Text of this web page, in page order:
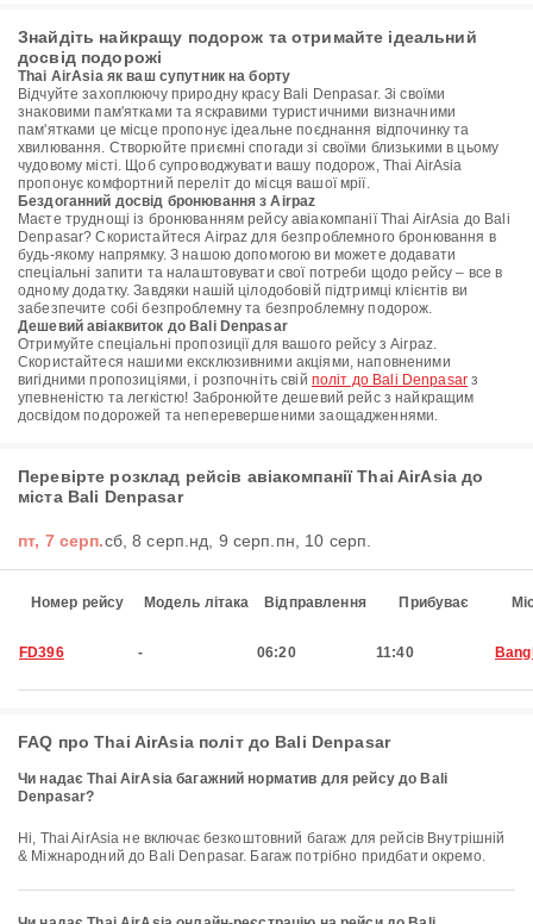
Знайдіть найкращу подорож та отримайте ідеальний
досвід подорожі
Thai AirAsia як ваш супутник на борту
Відчуйте захоплюючу природну красу Bali Denpasar. Зі своїми
знаковими пам'ятками та яскравими туристичними визначними
пам'ятками це місце пропонує ідеальне поєднання відпочинку та
хвилювання. Створюйте приємні спогади зі своїми близькими в цьому
чудовому місті. Щоб супроводжувати вашу подорож, Thai AirAsia
пропонує комфортний переліт до місця вашої мрії.
Бездоганний досвід бронювання з Airpaz
Маєте труднощі із бронюванням рейсу авіакомпанії Thai AirAsia до Bali
Denpasar? Скористайтеся Airpaz для безпроблемного бронювання в
будь-якому напрямку. З нашою допомогою ви можете додавати
спеціальні запити та налаштовувати свої потреби щодо рейсу – все в
одному додатку. Завдяки нашій цілодобовій підтримці клієнтів ви
забезпечите собі безпроблемну та безпроблемну подорож.
Дешевий авіаквиток до Bali Denpasar
Отримуйте спеціальні пропозиції для вашого рейсу з Airpaz.
Скористайтеся нашими ексклюзивними акціями, наповненими
вигідними пропозиціями, і розпочніть свій політ до Bali Denpasarз
упевненістю та легкістю! Забронюйте дешевий рейс з найкращим
досвідом подорожей та неперевершеними заощадженнями.
Перевірте розклад рейсів авіакомпанії Thai AirAsia до
міста Bali Denpasar
пт, 7 серп.сб, 8 серп. нд, 9 серп. пн, 10 серп.
Номер рейсу Модель літака Відправлення Прибуває
FD396 - 06:20 11:40
FAQ про Thai AirAsia політ до Bali Denpasar
Чи надає Thai AirAsia багажний норматив для рейсу до Bali
Denpasar?
Ні, Thai AirAsia не включає безкоштовний багаж для рейсів Внутрішній
& Міжнародний до Bali Denpasar. Багаж потрібно придбати окремо.